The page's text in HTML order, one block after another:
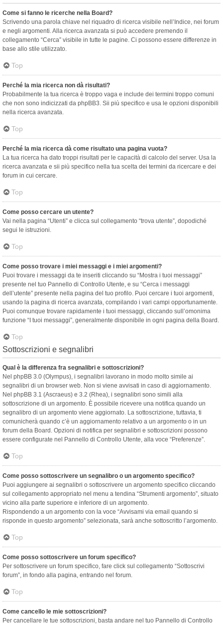
Come si fanno le ricerche nella Board?
Scrivendo una parola chiave nel riquadro di ricerca visibile nell’Indice, nei forum
e negli argomenti. Alla ricerca avanzata si può accedere premendo il
collegamento “Cerca” visibile in tutte le pagine. Ci possono essere differenze in
base allo stile utilizzato.
Top
Perché la mia ricerca non dà risultati?
Probabilmente la tua ricerca è troppo vaga e include dei termini troppo comuni
che non sono indicizzati da phpBB3. Sii più specifico e usa le opzioni disponibili
nella ricerca avanzata.
Top
Perché la mia ricerca dà come risultato una pagina vuota?
La tua ricerca ha dato troppi risultati per le capacità di calcolo del server. Usa la
ricerca avanzata e sii più specifico nella tua scelta dei termini da ricercare e dei
forum in cui cercare.
Top
Come posso cercare un utente?
Vai nella pagina “Utenti” e clicca sul collegamento “trova utente”, dopodiché
segui le istruzioni.
Top
Come posso trovare i miei messaggi e i miei argomenti?
Puoi trovare i messaggi da te inseriti cliccando su “Mostra i tuoi messaggi”
presente nel tuo Pannello di Controllo Utente, e su “Cerca i messaggi
dell’utente” presente nella pagina del tuo profilo. Puoi cercare i tuoi argomenti,
usando la pagina di ricerca avanzata, compilando i vari campi opportunamente.
Puoi comunque trovare rapidamente i tuoi messaggi, cliccando sull’omonima
funzione “I tuoi messaggi”, generalmente disponibile in ogni pagina della Board.
Top
Sottoscrizioni e segnalibri
Qual è la differenza fra segnalibri e sottoscrizioni?
Nel phpBB 3.0 (Olympus), i segnalibri lavorano in modo molto simile ai
segnalibri di un browser web. Non si viene avvisati in caso di aggiornamento.
Nel phpBB 3.1 (Ascraeus) e 3.2 (Rhea), i segnalibri sono simili alla
sottoscrizione di un argomento. È possibile ricevere una notifica quando un
segnalibro di un argomento viene aggiornato. La sottoscrizione, tuttavia, ti
comunicherà quando c’è un aggiornamento relativo a un argomento o in un
forum della Board. Opzioni di notifica per segnalibri e sottoscrizioni possono
essere configurate nel Pannello di Controllo Utente, alla voce “Preferenze”.
Top
Come posso sottoscrivere un segnalibro o un argomento specifico?
Puoi aggiungere ai segnalibri o sottoscrivere un argomento specifico cliccando
sul collegamento appropriato nel menu a tendina “Strumenti argomento”, situato
vicino alla parte superiore e inferiore di un argomento.
Rispondendo a un argomento con la voce “Avvisami via email quando si
risponde in questo argomento” selezionata, sarà anche sottoscritto l’argomento.
Top
Come posso sottoscrivere un forum specifico?
Per sottoscrivere un forum specifico, fare click sul collegamento “Sottoscrivi
forum”, in fondo alla pagina, entrando nel forum.
Top
Come cancello le mie sottoscrizioni?
Per cancellare le tue sottoscrizioni, basta andare nel tuo Pannello di Controllo